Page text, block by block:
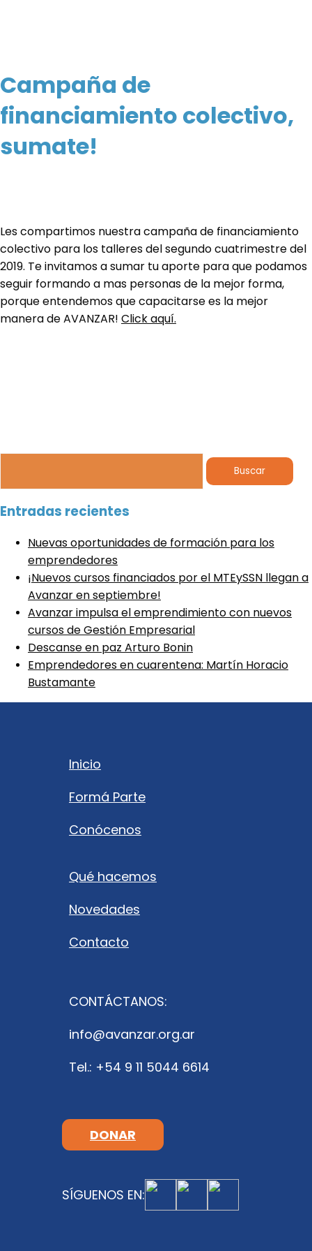
Campaña de
financiamiento colectivo,
sumate!
Les compartimos nuestra campaña de financiamiento
colectivo para los talleres del segundo cuatrimestre del
2019. Te invitamos a sumar tu aporte para que podamos
seguir formando a mas personas de la mejor forma,
porque entendemos que capacitarse es la mejor
manera de AVANZAR! Click aquí.
Entradas recientes
Nuevas oportunidades de formación para los
emprendedores
¡Nuevos cursos financiados por el MTEySSN llegan a
Avanzar en septiembre!
Avanzar impulsa el emprendimiento con nuevos
cursos de Gestión Empresarial
Descanse en paz Arturo Bonin
Emprendedores en cuarentena: Martín Horacio
Bustamante
Inicio
Formá Parte
Conócenos
Qué hacemos
Novedades
Contacto
CONTÁCTANOS:
info@avanzar.org.ar
Tel.: +54 9 11 5044 6614
DONAR
SÍGUENOS EN: